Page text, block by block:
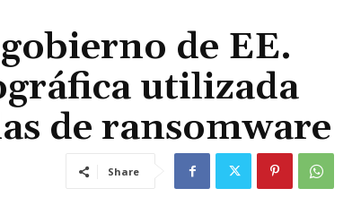
de EE.
utilizada
de ransomware
Share